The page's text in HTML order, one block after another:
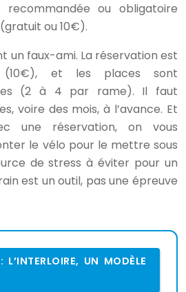
recommandée ou obligatoire
ou 10€).
un faux-ami. La réservation est
(10€), et les places sont
(2 à 4 par rame). Il faut
voire des mois, à l’avance. Et
une réservation, on vous
le vélo pour le mettre sous
de stress à éviter pour un
est un outil, pas une épreuve
UN MODÈLE